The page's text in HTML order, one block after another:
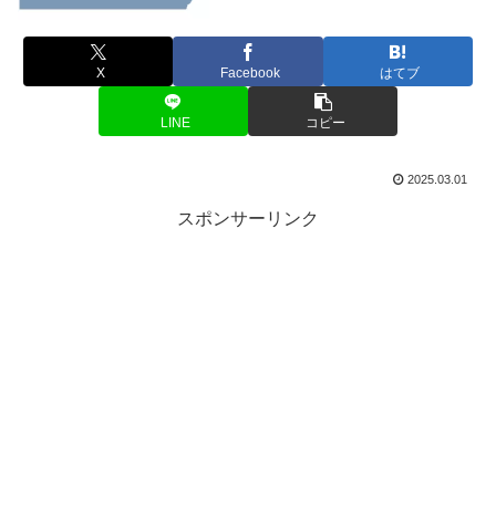
X Facebook はてブ
LINE コピー
2025.03.01
スポンサーリンク